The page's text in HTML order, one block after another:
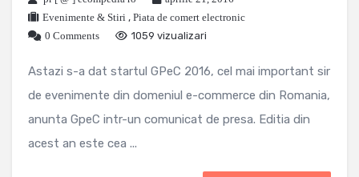
Evenimente & Stiri , Piata de comert electronic
0 Comments
1059 vizualizari
Astazi s-a dat startul GPeC 2016, cel mai important sir
de evenimente din domeniul e-commerce din Romania,
anunta GpeC intr-un comunicat de presa. Editia din
acest an este cea ...